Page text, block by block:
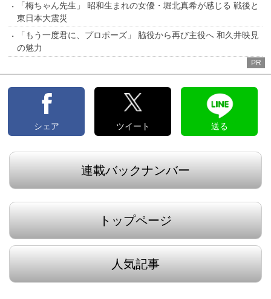
「梅ちゃん先生」 昭和生まれの女優・堀北真希が感じる 戦後と
東日本大震災
「もう一度君に、プロポーズ」 脇役から再び主役へ 和久井映見
の魅力
PR
シェア ツイート 送る
連載バックナンバー
トップページ
人気記事